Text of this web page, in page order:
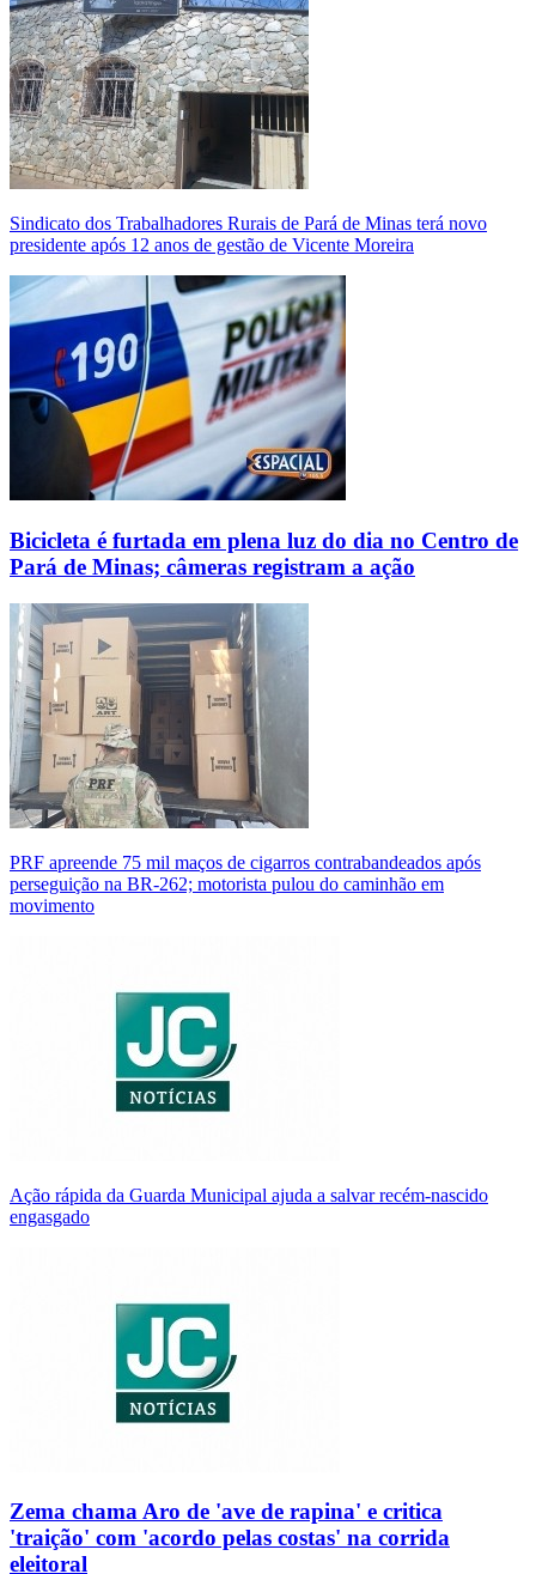
Sindicato dos Trabalhadores Rurais de Pará de Minas terá novo
presidente após 12 anos de gestão de Vicente Moreira
Bicicleta é furtada em plena luz do dia no Centro de
Pará de Minas; câmeras registram a ação
PRF apreende 75 mil maços de cigarros contrabandeados após
perseguição na BR-262; motorista pulou do caminhão em
movimento
Ação rápida da Guarda Municipal ajuda a salvar recém-nascido
engasgado
Zema chama Aro de 'ave de rapina' e critica
'traição' com 'acordo pelas costas' na corrida
eleitoral